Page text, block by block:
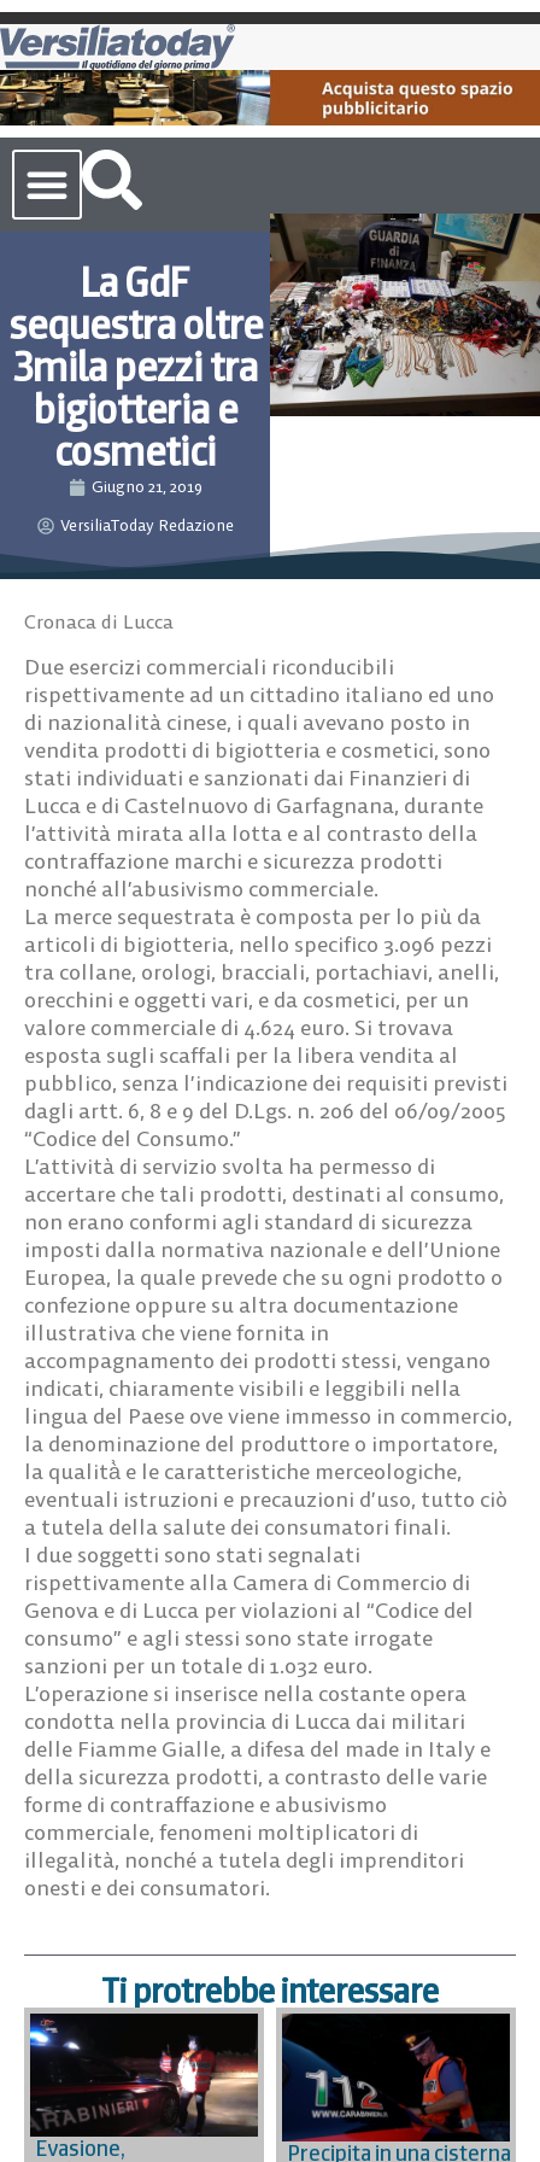
La GdF
sequestra oltre
3mila pezzi tra
bigiotteria e
cosmetici
Giugno 21, 2019
VersiliaToday Redazione
Cronaca di Lucca
Due esercizi commerciali riconducibili
rispettivamente ad un cittadino italiano ed uno
di nazionalità cinese, i quali avevano posto in
vendita prodotti di bigiotteria e cosmetici, sono
stati individuati e sanzionati dai Finanzieri di
Lucca e di Castelnuovo di Garfagnana, durante
l’attività mirata alla lotta e al contrasto della
contraffazione marchi e sicurezza prodotti
nonché all’abusivismo commerciale.
La merce sequestrata è composta per lo più da
articoli di bigiotteria, nello specifico 3.096 pezzi
tra collane, orologi, bracciali, portachiavi, anelli,
orecchini e oggetti vari, e da cosmetici, per un
valore commerciale di 4.624 euro. Si trovava
esposta sugli scaffali per la libera vendita al
pubblico, senza l’indicazione dei requisiti previsti
dagli artt. 6, 8 e 9 del D.Lgs. n. 206 del 06/09/2005
“Codice del Consumo.”
L’attività di servizio svolta ha permesso di
accertare che tali prodotti, destinati al consumo,
non erano conformi agli standard di sicurezza
imposti dalla normativa nazionale e dell’Unione
Europea, la quale prevede che su ogni prodotto o
confezione oppure su altra documentazione
illustrativa che viene fornita in
accompagnamento dei prodotti stessi, vengano
indicati, chiaramente visibili e leggibili nella
lingua del Paese ove viene immesso in commercio,
la denominazione del produttore o importatore,
la qualità̀ e le caratteristiche merceologiche,
eventuali istruzioni e precauzioni d’uso, tutto ciò
a tutela della salute dei consumatori finali.
I due soggetti sono stati segnalati
rispettivamente alla Camera di Commercio di
Genova e di Lucca per violazioni al “Codice del
consumo” e agli stessi sono state irrogate
sanzioni per un totale di 1.032 euro.
L’operazione si inserisce nella costante opera
condotta nella provincia di Lucca dai militari
delle Fiamme Gialle, a difesa del made in Italy e
della sicurezza prodotti, a contrasto delle varie
forme di contraffazione e abusivismo
commerciale, fenomeni moltiplicatori di
illegalità, nonché a tutela degli imprenditori
onesti e dei consumatori.
Ti protrebbe interessare
Evasione, Precipita in una cisterna